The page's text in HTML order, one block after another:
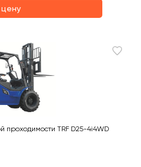
цену
проходимости TRF D25-4i4WD